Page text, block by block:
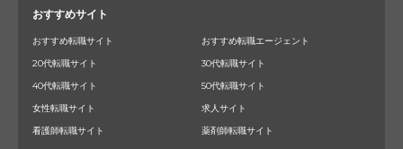
おすすめサイト
おすすめ転職サイト
おすすめ転職エージェント
20代転職サイト
30代転職サイト
40代転職サイト
50代転職サイト
女性転職サイト
求人サイト
看護師転職サイト
薬剤師転職サイト